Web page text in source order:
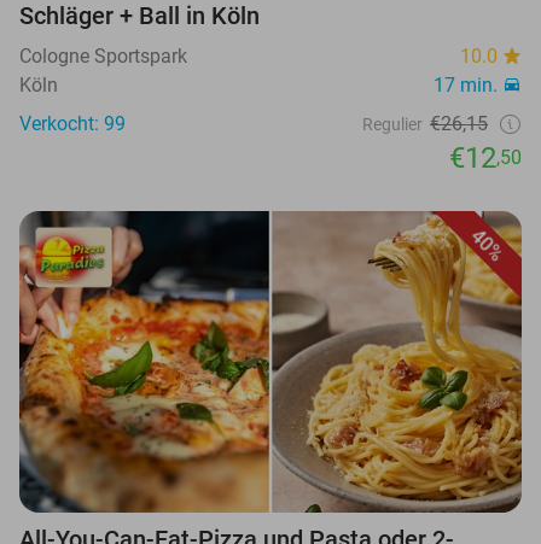
Schläger + Ball in Köln
Cologne Sportspark
10.0
Köln
17 min.
Verkocht: 99
Regulier €26,15
€12,50
40%